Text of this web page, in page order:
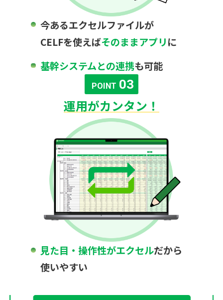
今あるエクセルファイルが
CELFを使えばそのままアプリに
基幹システムとの連携も可能
POINT 03
運用がカンタン！
見た目・操作性がエクセルだから
使いやすい